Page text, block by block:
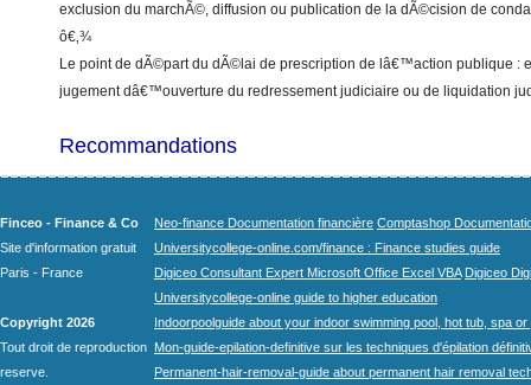
exclusion du marchÃ©, diffusion ou publication de la dÃ©cision de
ô€‚¾
Le point de dÃ©part du dÃ©lai de prescription de lâ€™action publique :
jugement dâ€™ouverture du redressement judiciaire ou de liquidation
Recommandations
Finceo - Finance & Co
Site d'information gratuit
Paris - France
Copyright 2026
Tout droit de reproduction
reserve.
Neo-finance Documentation financière Comptashop
Universitycollege-online.com/finance : Finance studies guide
Digiceo Consultant Expert Microsoft Office Excel VBA Digiceo
Universitycollege-online guide to higher education
Indoorpoolguide about your indoor swimming pool, hot tub, spa
Mon-guide-epilation-definitive sur les techniques d'épilation
Permanent-hair-removal-guide about permanent hair removal